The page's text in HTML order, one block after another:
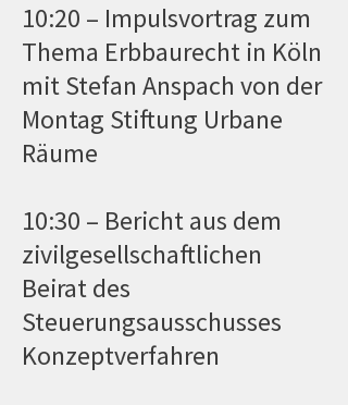
10:20 – Impulsvortrag zum
Thema Erbbaurecht in Köln
mit Stefan Anspach von der
Montag Stiftung Urbane
Räume
10:30 – Bericht aus dem
zivilgesellschaftlichen
Beirat des
Steuerungsausschusses
Konzeptverfahren